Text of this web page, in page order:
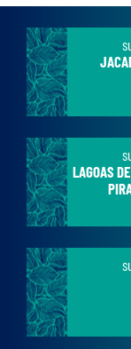
LAGOAS